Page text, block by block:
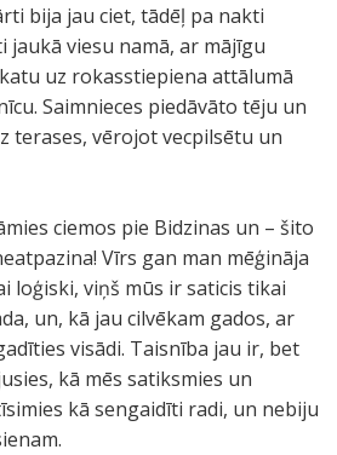
bija jau ciet, tādēļ pa nakti
jaukā viesu namā, ar mājīgu
uz rokasstiepiena attālumā
Saimnieces piedāvāto tēju un
terases, vērojot vecpilsētu un
ciemos pie Bidzinas un – šito
Vīrs gan man mēģināja
loģiski, viņš mūs ir saticis tikai
un, kā jau cilvēkam gados, ar
visādi. Taisnība jau ir, bet
kā mēs satiksmies un
kā sengaidīti radi, un nebiju